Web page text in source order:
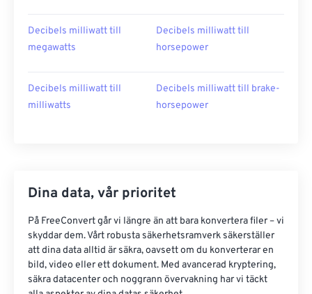
Decibels milliwatt till
megawatts
Decibels milliwatt till
horsepower
Decibels milliwatt till
milliwatts
Decibels milliwatt till brake-
horsepower
Dina data, vår prioritet
På FreeConvert går vi längre än att bara konvertera filer – vi
skyddar dem. Vårt robusta säkerhetsramverk säkerställer
att dina data alltid är säkra, oavsett om du konverterar en
bild, video eller ett dokument. Med avancerad kryptering,
säkra datacenter och noggrann övervakning har vi täckt